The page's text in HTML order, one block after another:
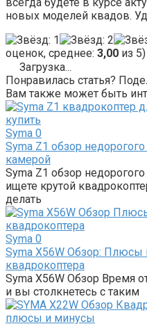
новых моделей квадов.
оценок, среднее: 3,00 из 5)
Загрузка...
Понравилась статья?
Вам также может быть
Syma 0
Syma Z1 обзор
камерой
Syma Z1 обзор
ищете крутой
делать
Syma 0
Syma X56W Обзор: Плюсы
квадрокоптера
Syma X56W Обзор Время
и вы столкнетесь с таким